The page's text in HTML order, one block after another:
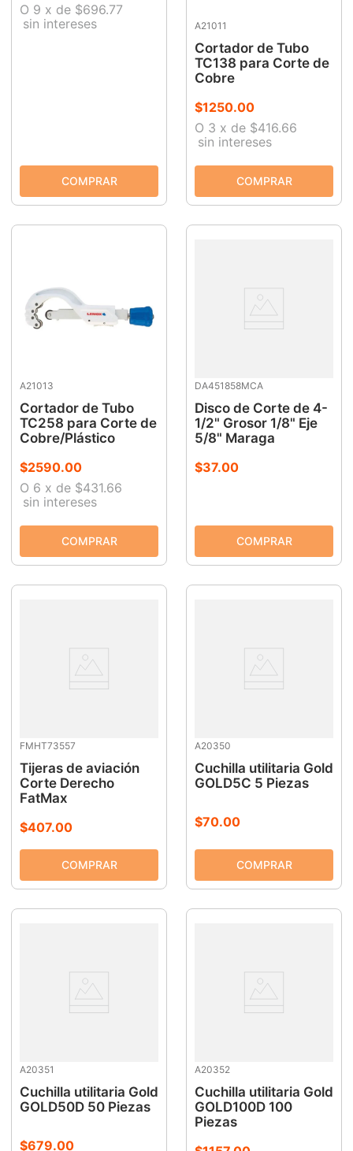
O 9 x de $696.77
sin intereses
A21011
Cortador de Tubo
TC138 para Corte de
Cobre
$1250.00
O 3 x de $416.66
sin intereses
A21013
Cortador de Tubo
TC258 para Corte de
Cobre/Plástico
$2590.00
O 6 x de $431.66
sin intereses
DA451858MCA
Disco de Corte de 4-
1/2" Grosor 1/8" Eje
5/8" Maraga
$37.00
FMHT73557
Tijeras de aviación
Corte Derecho
FatMax
$407.00
A20350
Cuchilla utilitaria Gold
GOLD5C 5 Piezas
$70.00
A20351
Cuchilla utilitaria Gold
GOLD50D 50 Piezas
$679.00
A20352
Cuchilla utilitaria Gold
GOLD100D 100
Piezas